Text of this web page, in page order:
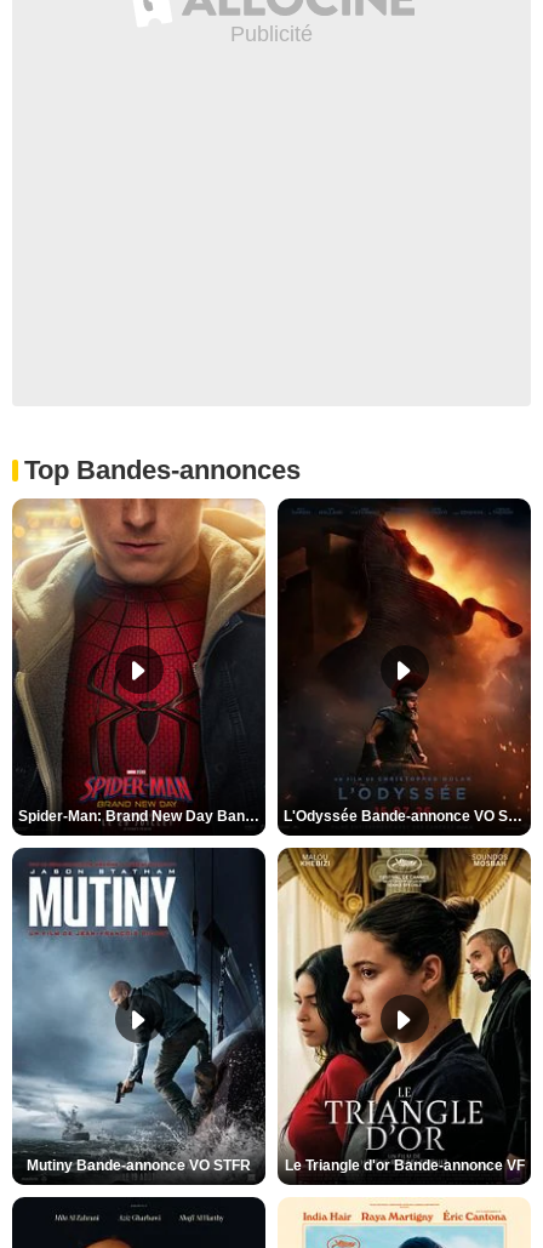
Top Bandes-annonces
Spider-Man: Brand New Day Bande-annonce VO STFR L'Odyssée Bande-annonce VO STFR
Mutiny Bande-annonce VO STFR Le Triangle d'or Bande-annonce VF